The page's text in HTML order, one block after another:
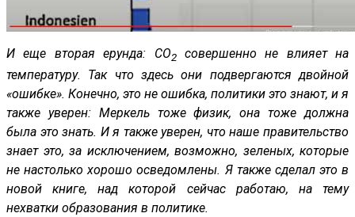
И еще вторая ерунда: CO2совершенно не влияет на
температуру. Так что здесь они подвергаются двойной
«ошибке». Конечно, это не ошибка, политики это знают, и я
также уверен: Меркель тоже физик, она тоже должна
была это знать. И я также уверен, что наше правительство
знает это, за исключением, возможно, зеленых, которые
не настолько хорошо осведомлены. Я также сделал это в
новой книге, над которой сейчас работаю, на тему
нехватки образования в политике.